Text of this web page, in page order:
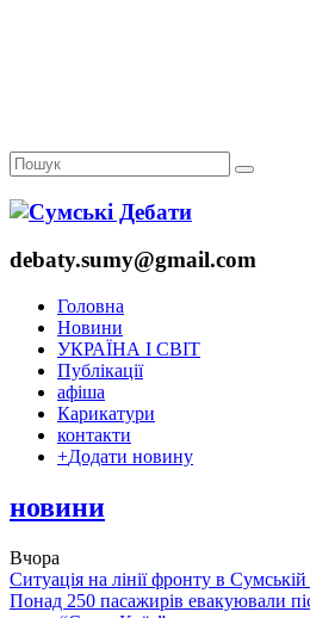
debaty.sumy@gmail.com
Головна
Новини
УКРАЇНА І СВІТ
Публікації
афіша
Карикатури
контакти
+Додати новину
новини
Вчора
Ситуація на лінії фронту в
Понад 250 пасажирів евакуювали